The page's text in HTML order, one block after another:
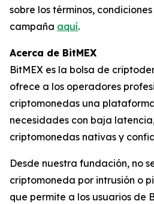
sobre los términos,
campaña aquí.
Acerca de BitMEX
BitMEX es la bolsa de
ofrece a los operadores
criptomonedas una
necesidades con baja
criptomonedas nativas y
Desde nuestra fundación, no
criptomoneda por intrusión o
que permite a los usuarios de